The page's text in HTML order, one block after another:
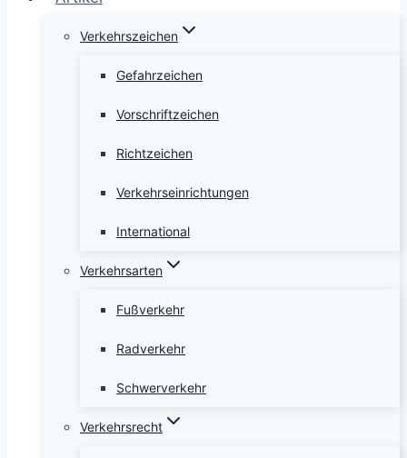
Verkehrszeichen
Gefahrzeichen
Vorschriftzeichen
Richtzeichen
Verkehrseinrichtungen
International
Verkehrsarten
Fußverkehr
Radverkehr
Schwerverkehr
Verkehrsrecht